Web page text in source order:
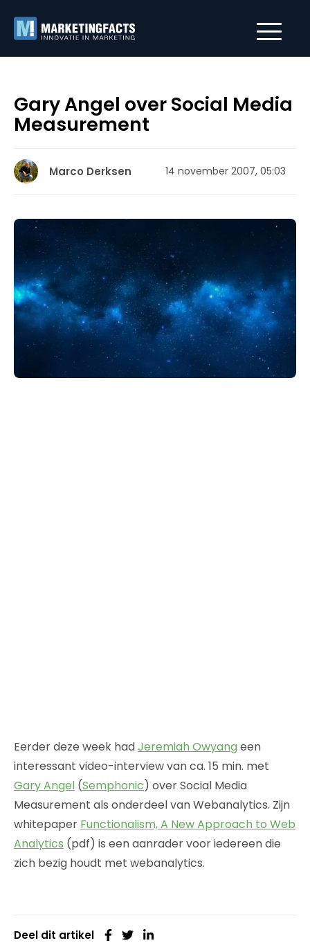
Gary Angel over Social Media
Measurement
Marco Derksen 14 november 2007, 05:03
Eerder deze week hadJeremiah Owyang een
interessant video-interview van ca. 15 min. met
Gary Angel (Semphonic) over Social Media
Measurement als onderdeel van Webanalytics. Zijn
whitepaper Functionalism, A New Approach to Web
Analytics (pdf) is een aanrader voor iedereen die
zich bezig houdt met webanalytics.
Deel dit artikel